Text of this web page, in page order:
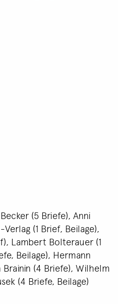
(5 Briefe), Anni
(1 Brief, Beilage),
Lambert Bolterauer (1
Beilage), Hermann
Brainin (4 Briefe), Wilhelm
(4 Briefe, Beilage)